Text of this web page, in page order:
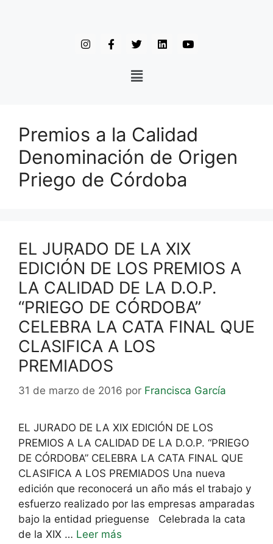
Premios a la Calidad
Denominación de Origen
Priego de Córdoba
EL JURADO DE LA XIX
EDICIÓN DE LOS PREMIOS A
LA CALIDAD DE LA D.O.P.
“PRIEGO DE CÓRDOBA”
CELEBRA LA CATA FINAL QUE
CLASIFICA A LOS
PREMIADOS
31 de marzo de 2016 por Francisca García
EL JURADO DE LA XIX EDICIÓN DE LOS
PREMIOS A LA CALIDAD DE LA D.O.P. “PRIEGO
DE CÓRDOBA” CELEBRA LA CATA FINAL QUE
CLASIFICA A LOS PREMIADOS Una nueva
edición que reconocerá un año más el trabajo y
esfuerzo realizado por las empresas amparadas
bajo la entidad prieguense Celebrada la cata
de la XIX … Leer más